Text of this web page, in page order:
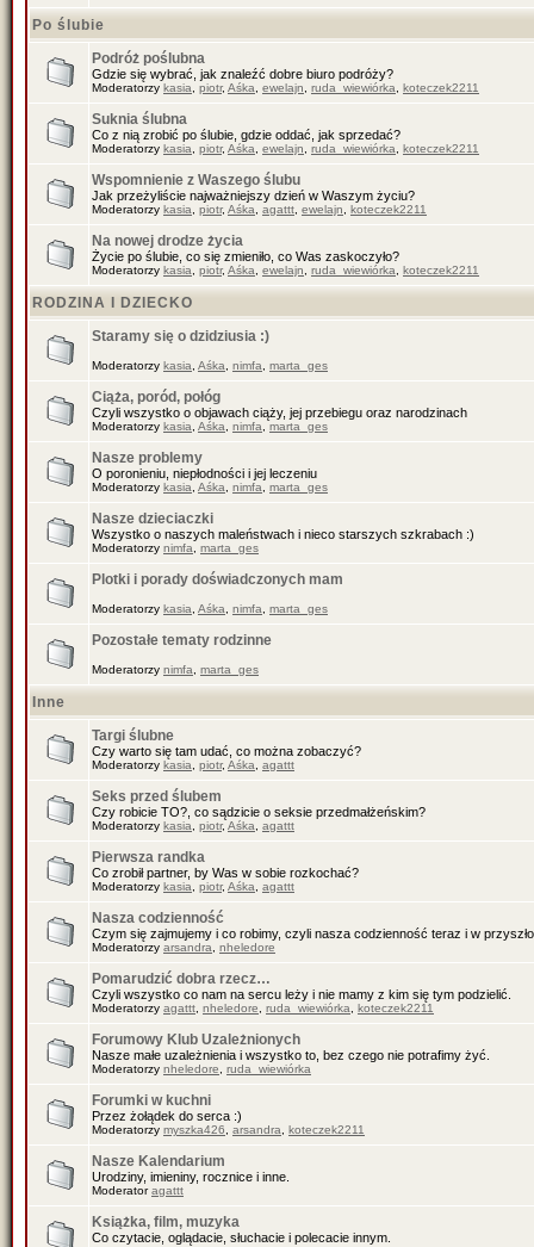
Po ślubie
Podróż poślubna
Gdzie się wybrać, jak znaleźć dobre biuro podróży?
Moderatorzy kasia piotr, Aśka ewelajn ruda_wiewiórka koteczek2211
Suknia ślubna
Co z nią zrobić po ślubie, gdzie oddać, jak sprzedać?
Moderatorzy kasia piotr, Aśka ewelajn ruda_wiewiórka koteczek2211
Wspomnienie z Waszego ślubu
Jak przeżyliście najważniejszy dzień w Waszym życiu?
Moderatorzy kasia piotr, Aśka agattt ewelajn koteczek2211
Na nowej drodze życia
Życie po ślubie, co się zmieniło, co Was zaskoczyło?
Moderatorzy kasia piotr, Aśka ewelajn ruda_wiewiórka koteczek2211
RODZINA I DZIECKO
Staramy się o dzidziusia :)
Moderatorzy kasia Aśka nimfa marta_ges
Ciąża, poród, połóg
Czyli wszystko o objawach ciąży, jej przebiegu oraz narodzinach
Moderatorzy kasia Aśka nimfa marta_ges
Nasze problemy
O poronieniu, niepłodności i jej leczeniu
Moderatorzy kasia Aśka nimfa marta_ges
Nasze dzieciaczki
Wszystko o naszych maleństwach i nieco starszych szkrabach :)
Moderatorzy nimfa marta_ges
Plotki i porady doświadczonych mam
Moderatorzy kasia Aśka nimfa marta_ges
Pozostałe tematy rodzinne
Moderatorzy nimfa marta_ges
Inne
Targi ślubne
Czy warto się tam udać, co można zobaczyć?
Moderatorzy kasia piotr, Aśka agattt
Seks przed ślubem
Czy robicie TO?, co sądzicie o seksie przedmałżeńskim?
Moderatorzy kasia piotr, Aśka agattt
Pierwsza randka
Co zrobił partner, by Was w sobie rozkochać?
Moderatorzy kasia piotr, Aśka agattt
Nasza codzienność
Czym się zajmujemy i co robimy, czyli nasza codzienność teraz i w
Moderatorzy arsandra nheledore
Pomarudzić dobra rzecz…
Czyli wszystko co nam na sercu leży i nie mamy z kim się tym podzielić.
Moderatorzy agattt nheledore ruda_wiewiórka koteczek2211
Forumowy Klub Uzależnionych
Nasze małe uzależnienia i wszystko to, bez czego nie potrafimy żyć.
Moderatorzy nheledore ruda_wiewiórka
Forumki w kuchni
Przez żołądek do serca :)
Moderatorzy myszka426 arsandra koteczek2211
Nasze Kalendarium
Urodziny, imieniny, rocznice i inne.
Moderatoragattt
Książka, film, muzyka
Co czytacie, oglądacie, słuchacie i polecacie innym.